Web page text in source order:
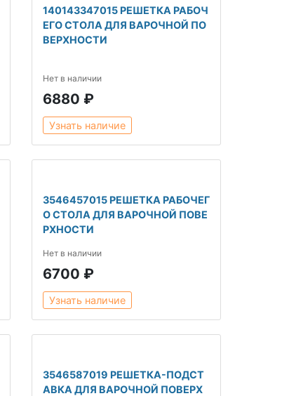
140143347015 РЕШЕТКА РАБОЧ
ЕГО СТОЛА ДЛЯ ВАРОЧНОЙ ПО
ВЕРХНОСТИ
Нет в наличии
6880 ₽
Узнать наличие
3546457015 РЕШЕТКА РАБОЧЕГ
О СТОЛА ДЛЯ ВАРОЧНОЙ ПОВЕ
РХНОСТИ
Нет в наличии
6700 ₽
Узнать наличие
3546587019 РЕШЕТКА-ПОДСТ
АВКА ДЛЯ ВАРОЧНОЙ ПОВЕРХ